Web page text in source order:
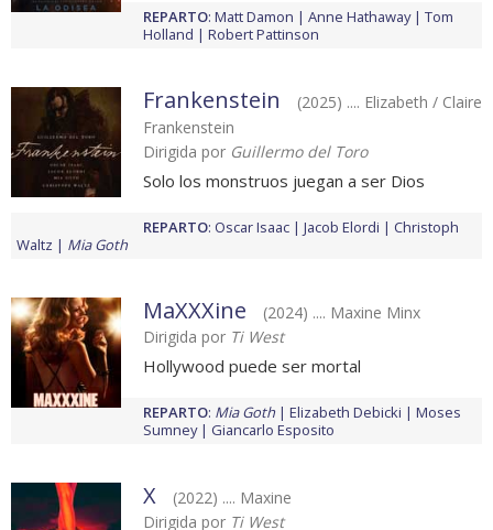
REPARTO: Matt Damon Anne Hathaway
Tom
Holland
Robert Pattinson
Frankenstein
(2025) .... Elizabeth / Claire
Frankenstein
Dirigida por Guillermo del Toro
Solo los monstruos juegan a ser Dios
REPARTO: Oscar Isaac Jacob Elordi
Christoph
Waltz
Mia Goth
MaXXXine
(2024) .... Maxine Minx
Dirigida por Ti West
Hollywood puede ser mortal
REPARTO: Mia Goth Elizabeth Debicki
Moses
Sumney
Giancarlo Esposito
X
(2022) .... Maxine
Dirigida por Ti West